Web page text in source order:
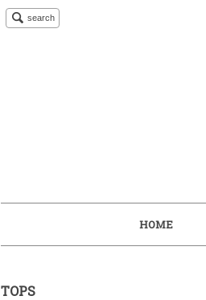
search
HOME
TOPS